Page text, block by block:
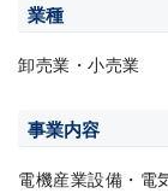
業種
卸売業・小売業
事業内容
電機産業設備・電